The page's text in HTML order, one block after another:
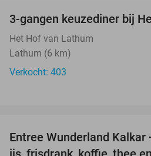
3-gangen keuzediner bij
Het Hof van Lathum
Lathum (6 km)
Verkocht: 403
Entree Wunderland